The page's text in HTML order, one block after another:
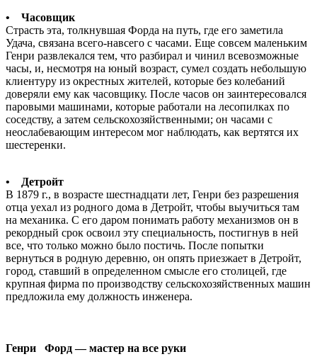
• Часовщик
Страсть эта, толкнувшая Форда на путь, где его заметила
Удача, связана всего-навсего с часами. Еще совсем маленьким
Генри развлекался тем, что разбирал и чинил всевозможные
часы, и, несмотря на юный возраст, сумел создать небольшую
клиентуру из окрестных жителей, которые без колебаний
доверяли ему как часовщику. После часов он заинтересовался
паровыми машинами, которые работали на лесопилках по
соседству, а затем сельскохозяйственными; он часами с
неослабевающим интересом мог наблюдать, как вертятся их
шестеренки.
• Детройт
В 1879 г., в возрасте шестнадцати лет, Генри без разрешения
отца уехал из родного дома в Детройт, чтобы выучиться там
на механика. С его даром понимать работу механизмов он в
рекордный срок освоил эту специальность, постигнув в ней
все, что только можно было постичь. После попытки
вернуться в родную деревню, он опять приезжает в Детройт,
город, ставший в определенном смысле его столицей, где
крупная фирма по производству сельскохозяйственных машин
предложила ему должность инженера.
Генри Форд — мастер на все руки